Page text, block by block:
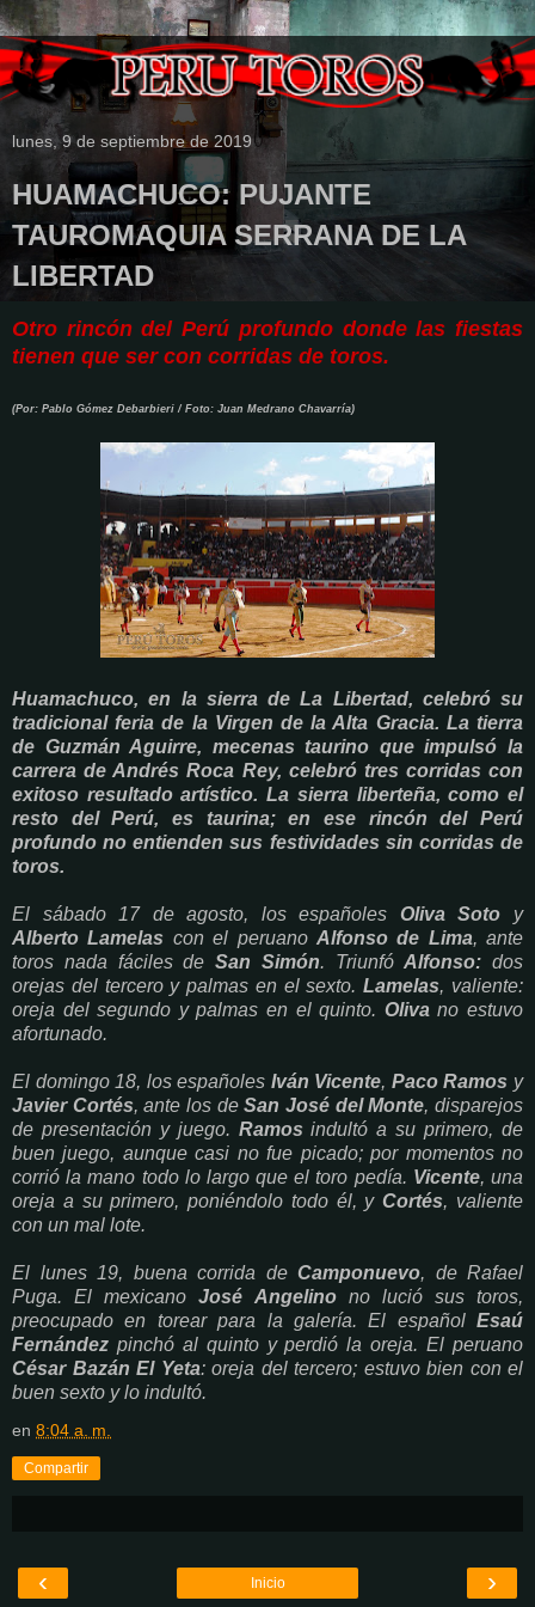
lunes, 9 de septiembre de 2019
HUAMACHUCO: PUJANTE
TAUROMAQUIA SERRANA DE LA
LIBERTAD
Otro rincón del Perú profundo donde las fiestas
tienen que ser con corridas de toros.
(Por: Pablo Gómez Debarbieri / Foto: Juan Medrano Chavarría)
Huamachuco, en la sierra de La Libertad, celebró su
tradicional feria de la Virgen de la Alta Gracia. La tierra
de Guzmán Aguirre, mecenas taurino que impulsó la
carrera de Andrés Roca Rey, celebró tres corridas con
exitoso resultado artístico. La sierra liberteña, como el
resto del Perú, es taurina; en ese rincón del Perú
profundo no entienden sus festividades sin corridas de
toros.
El sábado 17 de agosto, los españoles Oliva Soto y
Alberto Lamelas con el peruano Alfonso de Lima, ante
toros nada fáciles de San Simón. TriunfóAlfonso: dos
orejas del tercero y palmas en el sexto.Lamelas, valiente:
oreja del segundo y palmas en el quinto. Olivano estuvo
afortunado.
El domingo 18, los españoles Iván Vicente, Paco Ramos y
Javier Cortés, ante los deSan José del Monte, disparejos
de presentación y juego. Ramos indultó a su primero, de
buen juego, aunque casi no fue picado; por momentos no
corrió la mano todo lo largo que el toro pedía. Vicente, una
oreja a su primero, poniéndolo todo él, yCortés, valiente
con un mal lote.
El lunes 19, buena corrida de Camponuevo, de Rafael
Puga. El mexicanoJosé Angelinono lució sus toros,
preocupado en torear para la galería. El español Esaú
Fernández pinchó al quinto y perdió la oreja. El peruano
César Bazán El Yeta: oreja del tercero; estuvo bien con el
buen sexto y lo indultó.
en 8:04 a. m.
Compartir
‹ ›
Inicio